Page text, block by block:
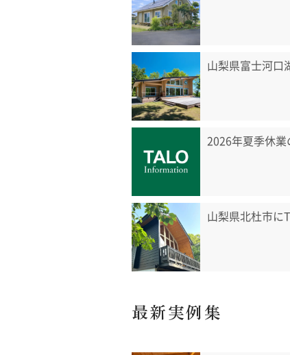
山梨県富士河口
2026年夏季休
山梨県北杜市に
最新実例集